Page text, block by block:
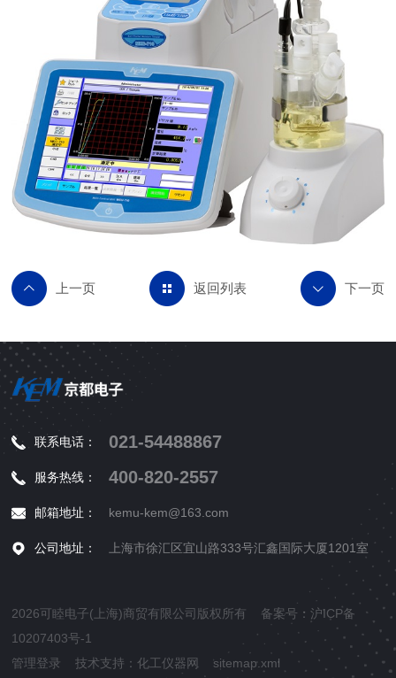
返回列表
联系电话： 021-54488867
服务热线： 400-820-2557
邮箱地址： kemu-kem@163.com
公司地址： 上海市徐汇区宜山路333号汇鑫国际大厦1201室
2026可睦电子(上海)商贸有限公司版权所有 备案号：沪ICP备
10207403号-1
管理登录 技术支持：化工仪器网 sitemap.xml